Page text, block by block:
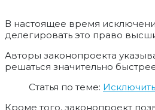
В настоящее время
делегировать это право
Авторы законопроекта
решаться значительно
Статья по теме:
Кроме того, законопроект